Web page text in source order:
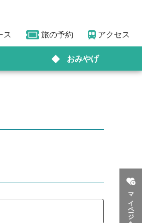
ス 旅の予約 アクセス
おみやげ
マイページを見る